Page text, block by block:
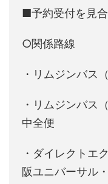
■予約受付を見
○関係路線
・リムジンバス
・リムジンバス
中全便
・ダイレクトエ
阪ユニバーサル